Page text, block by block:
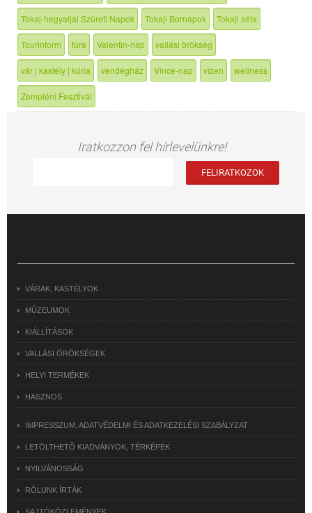
Tokaj-hegyaljai Szüreti Napok Tokaji Bornapok Tokaji séta
Tourinform túra Valentin-nap vallási örökség
vár | kastély | kúria vendégház Vince-nap vízen wellness
Zempléni Fesztivál
Iratkozzon fel hírlevelünkre!
VÁRAK, KASTÉLYOK
MÚZEUMOK
KIÁLLÍTÁSOK
VALLÁSI ÖRÖKSÉGEK
HELYI TERMÉKEK
HASZNOS
IMPRESSZUM, ADATVÉDELMI ÉS ADATKEZELÉSI SZABÁLYZAT
LETÖLTHETŐ KIADVÁNYOK, TÉRKÉPEK
NYILVÁNOSSÁG
RÓLUNK ÍRTÁK